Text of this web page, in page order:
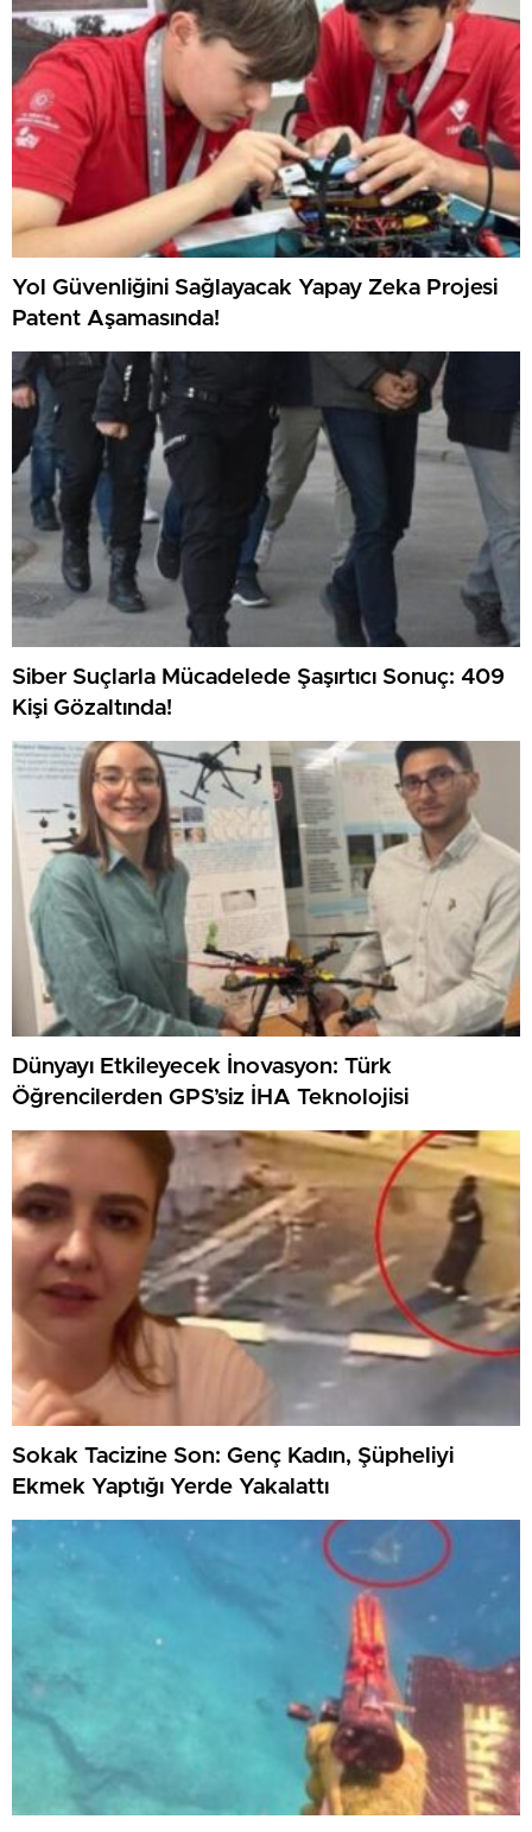
Yol Güvenliğini Sağlayacak Yapay Zeka Projesi
Patent Aşamasında!
Siber Suçlarla Mücadelede Şaşırtıcı Sonuç: 409
Kişi Gözaltında!
Dünyayı Etkileyecek İnovasyon: Türk
Öğrencilerden GPS’siz İHA Teknolojisi
Sokak Tacizine Son: Genç Kadın, Şüpheliyi
Ekmek Yaptığı Yerde Yakalattı